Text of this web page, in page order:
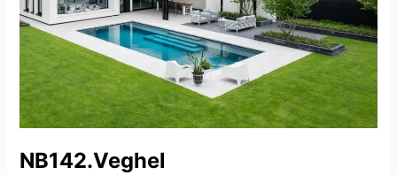
NB142.Veghel